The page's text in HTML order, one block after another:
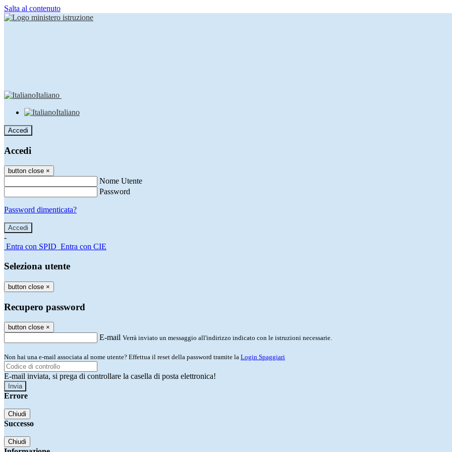
Salta al contenuto
Italiano
Italiano
Accedi
Accedi
button close ×
Nome Utente
Password
Password dimenticata?
-
Entra con SPID Entra con CIE
Seleziona utente
button close ×
Recupero password
button close ×
E-mail Verrà inviato un messaggio all'indirizzo indicato con le istruzioni necessarie.
Non hai una e-mail associata al nome utente? Effettua il reset della password tramite la Login Spaggiari
E-mail inviata, si prega di controllare la casella di posta elettronica!
Errore
Chiudi
Successo
Chiudi